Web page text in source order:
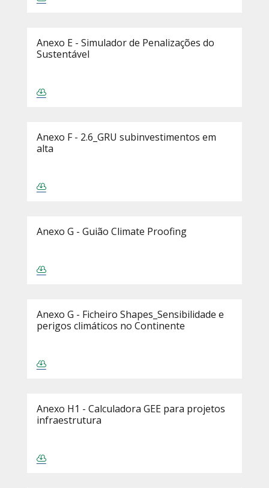
Anexo E - Simulador de Penalizações do
Sustentável
Anexo F - 2.6_GRU subinvestimentos em
alta
Anexo G - Guião Climate Proofing
Anexo G - Ficheiro Shapes_Sensibilidade e
perigos climáticos no Continente
Anexo H1 - Calculadora GEE para projetos
infraestrutura